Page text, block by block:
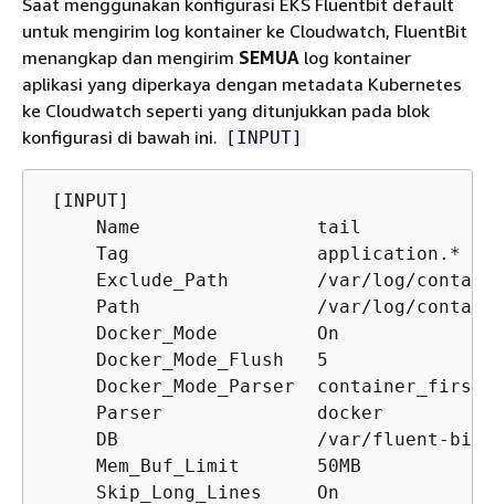
Saat menggunakan konfigurasi EKS Fluentbit default
untuk mengirim log kontainer ke Cloudwatch, FluentBit
menangkap dan mengirim SEMUA log kontainer
aplikasi yang diperkaya dengan metadata Kubernetes
ke Cloudwatch seperti yang ditunjukkan pada blok
konfigurasi di bawah ini. [INPUT]
[INPUT]
     Name                tail
     Tag                 application.*
Exclude_Path        /var/log/
Path                /var/log/
     Docker_Mode         On
     Docker_Mode_Flush   5
Docker_Mode_Parser
     Parser              docker
DB                  /var/fluent-
     Mem_Buf_Limit       50MB
     Skip_Long_Lines     On